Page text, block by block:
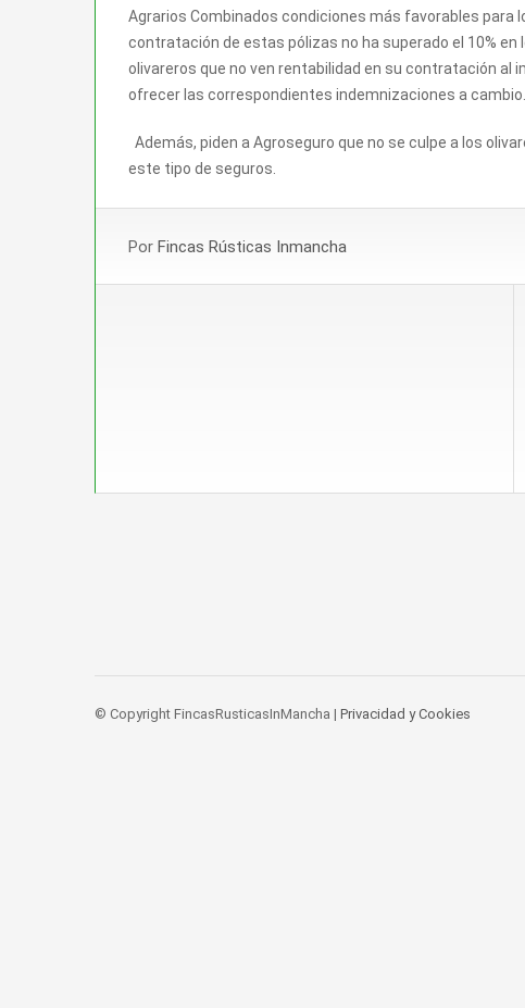
Agrarios Combinados condiciones más favorables para
contratación de estas pólizas no ha superado el 10%
olivareros que no ven rentabilidad en su contratación al
ofrecer las correspondientes indemnizaciones a cambio.
Además, piden a Agroseguro que no se culpe a los
este tipo de seguros.
Por Fincas Rústicas Inmancha
© Copyright FincasRusticasInMancha | Privacidad y Cookies